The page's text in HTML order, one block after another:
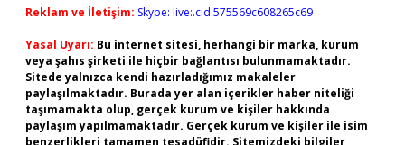
Reklam ve İletişim: Skype: live:.cid.575569c608265c69
Yasal Uyarı: Bu internet sitesi, herhangi bir marka, kurum
veya şahıs şirketi ile hiçbir bağlantısı bulunmamaktadır.
Sitede yalnızca kendi hazırladığımız makaleler
paylaşılmaktadır. Burada yer alan içerikler haber niteliği
taşımamakta olup, gerçek kurum ve kişiler hakkında
paylaşım yapılmamaktadır. Gerçek kurum ve kişiler ile isim
benzerlikleri tamamen tesadüfidir. Sitemizdeki bilgiler